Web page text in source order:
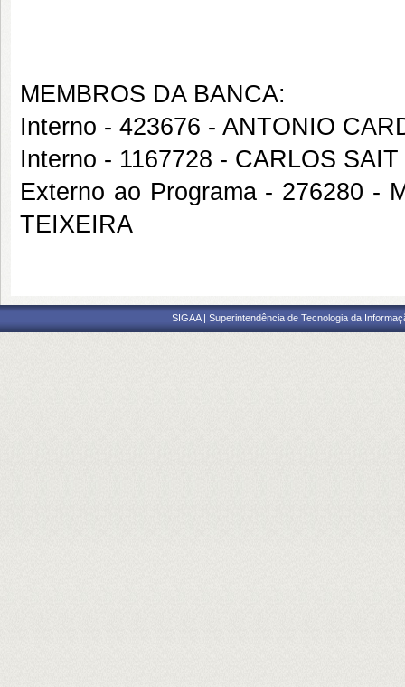
MEMBROS DA BANCA:
Interno - 423676 - ANTONIO
Interno - 1167728 - CARLOS
Externo ao Programa - 276280 -
TEIXEIRA
SIGAA | Superintendência de Tecnologia da